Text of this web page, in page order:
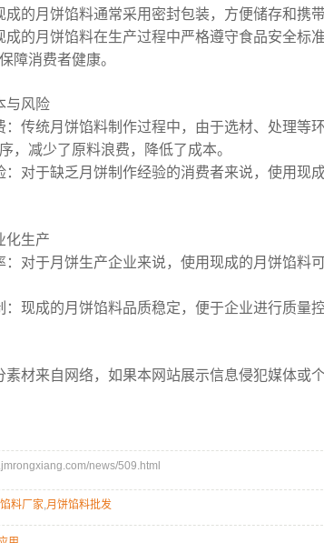
成的月饼馅料通常采用密封包装，方便储存和携
成的月饼馅料在生产过程中严格遵守食品安全标
障消费者健康。
与风险
：传统月饼馅料制作过程中，由于选材、处理等
，减少了原料浪费，降低了成本。
：对于缺乏月饼制作经验的消费者来说，使用
化生产
：对于月饼生产企业来说，使用现成的月饼馅料
：现成的月饼馅料品质稳定，便于企业进行质量
素材来自网络，如果本网站展示信息侵犯媒体
news/509.html
料厂家,月饼馅料批发